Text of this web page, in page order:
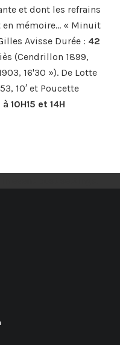
et dont les refrains
en mémoire… « Minuit
Avisse Durée : 42
(Cendrillon 1899,
16'30 »). De Lotte
10′ et Poucette
10H15 et 14H